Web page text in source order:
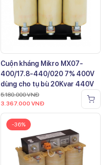
Cuộn kháng Mikro MX07-
400/17.8-440/020 7% 400V
dùng cho tụ bù 20Kvar 440V
5.180.000VNĐ
3.367.000 VNĐ
-36%